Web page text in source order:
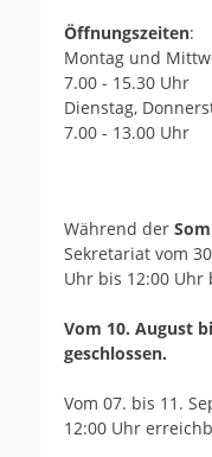
Öffnungszeiten:
Montag und
7.00 - 15.30 Uhr
Dienstag,
7.00 - 13.00 Uhr
Während der
Sekretariat vom
Uhr bis 12:00 Uhr
Vom 10. August
geschlossen.
Vom 07. bis 11.
12:00 Uhr